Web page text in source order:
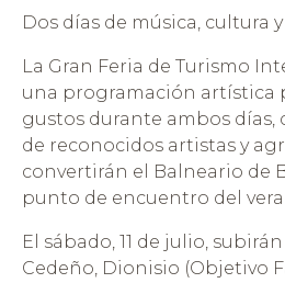
Dos días de música,
La Gran Feria de Turismo
una programación artística
gustos durante ambos
de reconocidos artistas y
convertirán el Balneario de
punto de encuentro del
El sábado, 11 de julio,
Cedeño, Dionisio (Objetivo